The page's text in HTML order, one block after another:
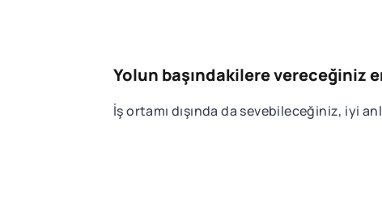
Yolun başındakilere vereceğiniz
İş ortamı dışında da sevebileceğiniz, iyi